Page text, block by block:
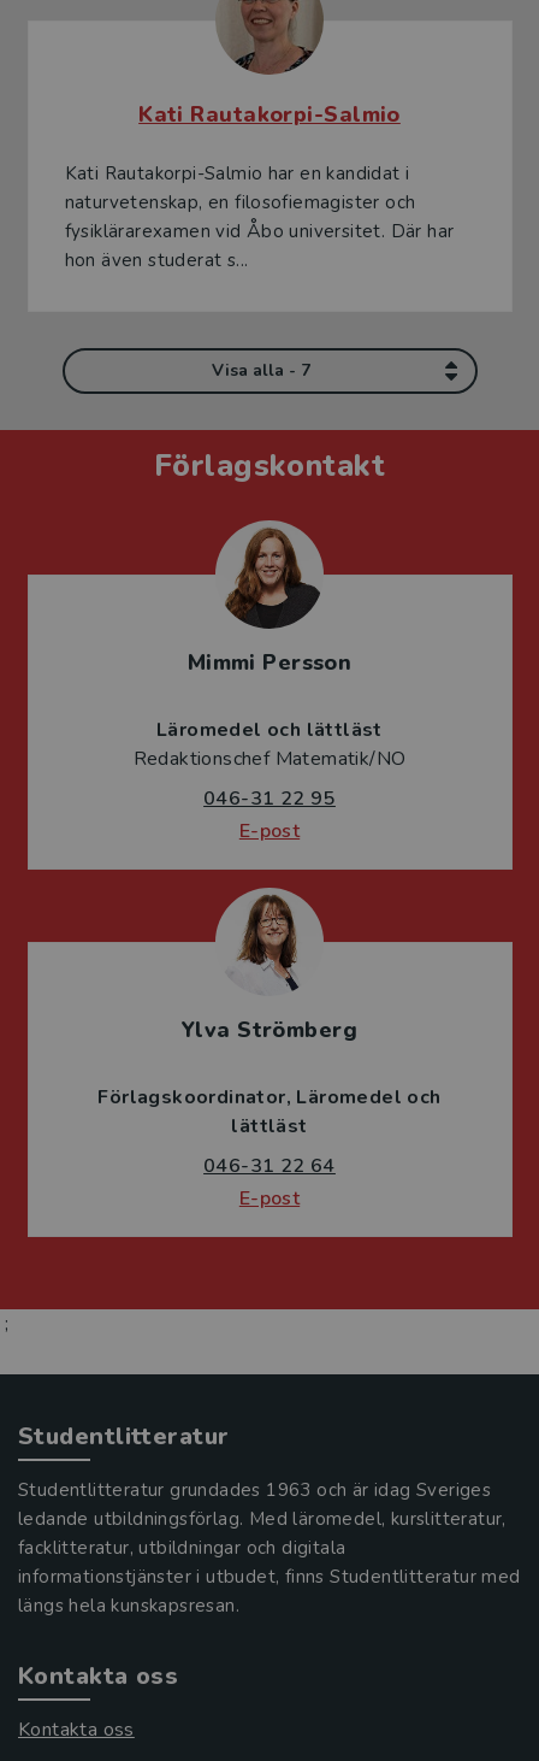
Kati Rautakorpi-Salmio
Kati Rautakorpi-Salmio har en kandidat i
naturvetenskap, en filosofiemagister och
fysiklärarexamen vid Åbo universitet. Där har
hon även studerat s...
Visa alla - 7
Förlagskontakt
Mimmi Persson
Läromedel och lättläst
Redaktionschef Matematik/NO
046-31 22 95
E-post
Ylva Strömberg
Förlagskoordinator Läromedel och
lättläst
046-31 22 64
E-post
;
Studentlitteratur
Studentlitteratur grundades 1963 och är idag Sveriges
ledande utbildningsförlag. Med läromedel, kurslitteratur,
facklitteratur, utbildningar och digitala
informationstjänster i utbudet, finns Studentlitteratur med
längs hela kunskapsresan.
Kontakta oss
Kontakta oss